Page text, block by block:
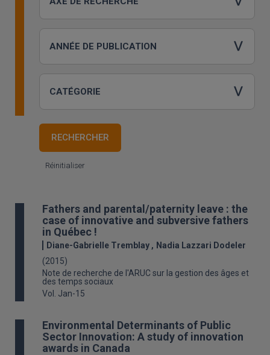
Réinitialiser
Fathers and parental/paternity leave : the
case of innovative and subversive fathers
in Québec !
Diane-Gabrielle Tremblay
Nadia Lazzari Dodeler
(2015)
Note de recherche de l'ARUC sur la gestion des âges et
des temps sociaux
Vol. Jan-15
Environmental Determinants of Public
Sector Innovation: A study of innovation
awards in Canada